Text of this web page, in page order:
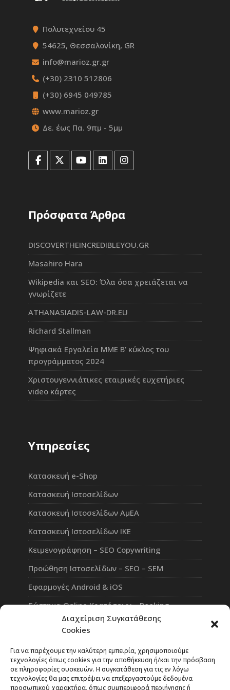
Διαχείριση Συγκατάθεσης
Cookies
Για να παρέχουμε την καλύτερη εμπειρία, χρησιμοποιούμε
τεχνολογίες όπως cookies για την αποθήκευση ή/και την πρόσβαση
σε πληροφορίες συσκευών. Η συγκατάθεση για τις εν λόγω
τεχνολογίες θα μας επιτρέψει να επεξεργαστούμε δεδομένα
προσωπικού χαρακτήρα, όπως συμπεριφορά περιήγησης ή
Πολυτεχνείου 45
54625, Θεσσαλονίκη, GR
info@marioz.gr.gr
(+30) 2310 512806
(+30) 6945 049785
www.marioz.gr
Δε. έως Πα. 9πμ - 5μμ
Πρόσφατα Άρθρα
DISCOVERTHEINCREDIBLEYOU.GR
Masahiro Hara
Wikipedia και SEO: Όλα όσα χρειάζεται να
γνωρίζετε
ATHANASIADIS-LAW-DR.EU
Richard Stallman
Ψηφιακά Εργαλεία ΜΜΕ Β’ κύκλος του
προγράμματος 2024
Χριστουγεννιάτικες εταιρικές ευχετήριες
video κάρτες
Υπηρεσίες
Κατασκευή e-Shop
Κατασκευή Ιστοσελίδων
Κατασκευή Ιστοσελίδων ΑμΕΑ
Κατασκευή Ιστοσελίδων ΙΚΕ
Κειμενογράφηση – SEO Copywriting
Προώθηση Ιστοσελίδων – SEO – SEM
Εφαρμογές Android & iOS
Σύστημα Online Κρατήσεων – Booking
Πλατφόρμα Τηλεκπαίδευσης eLearning